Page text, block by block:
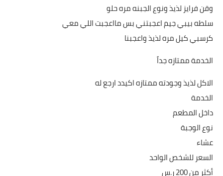
وقن فرايز لذيذ ونوع الجبنه مره حلو
سلطه بيبي جيم اعجبتني بس مااعجبت اللي معي
كرسبي كيل مره لذيذ واعجبنا
الخدمة ممتازه جداً
الاكل لذيذ وجودته ممتازه اكيدد ارجع له
الخدمة
داخل المطعم
نوع الوجبة
عشاء
السعر للشخص الواحد
أكثر من ‏200 ر.س